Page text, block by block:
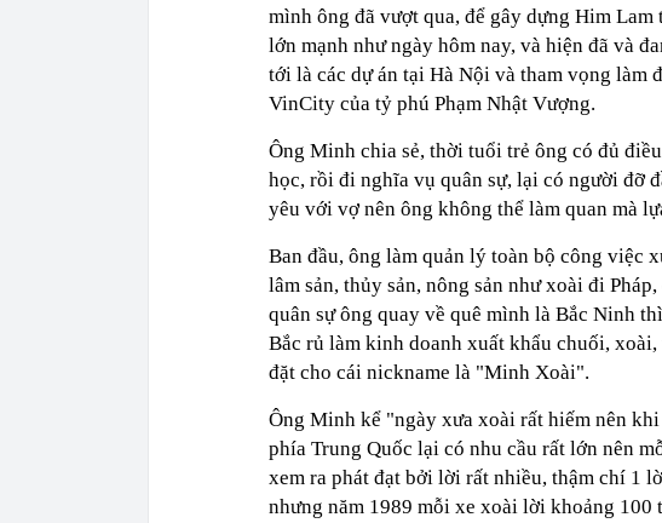
mình ông đã vượt qua, để gây dựng Him
lớn mạnh như ngày hôm nay, và hiện đã và
tới là các dự án tại Hà Nội và tham vọng
VinCity của tỷ phú Phạm Nhật Vượng.
Ông Minh chia sẻ, thời tuổi trẻ ông có đủ
học, rồi đi nghĩa vụ quân sự, lại có người đỡ
yêu với vợ nên ông không thể làm quan mà
Ban đầu, ông làm quản lý toàn bộ công việc
lâm sản, thủy sản, nông sản như xoài đi
quân sự ông quay về quê mình là Bắc Ninh
Bắc rủ làm kinh doanh xuất khẩu chuối,
đặt cho cái nickname là "Minh Xoài".
Ông Minh kể "ngày xưa xoài rất hiếm nên
phía Trung Quốc lại có nhu cầu rất lớn nên
xem ra phát đạt bởi lời rất nhiều, thậm chí 1
nhưng năm 1989 mỗi xe xoài lời khoảng